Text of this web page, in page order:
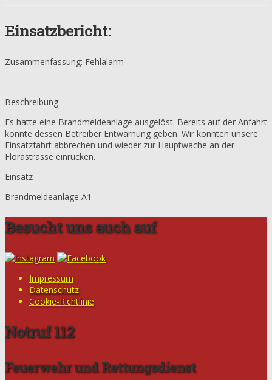
Einsatzbericht:
Zusammenfassung: Fehlalarm
Beschreibung:
Es hatte eine Brandmeldeanlage ausgelöst. Bereits auf der Anfahrt
konnte dessen Betreiber Entwarnung geben. Wir konnten unsere
Einsatzfahrt abbrechen und wieder zur Hauptwache an der
Florastrasse einrücken.
Einsatz
Brandmeldeanlage A1
Besucht uns auch auf
Impressum
Datenschutz
Cookie-Richtlinie
Notruf 112
Feuerwehr und Rettungsdienst